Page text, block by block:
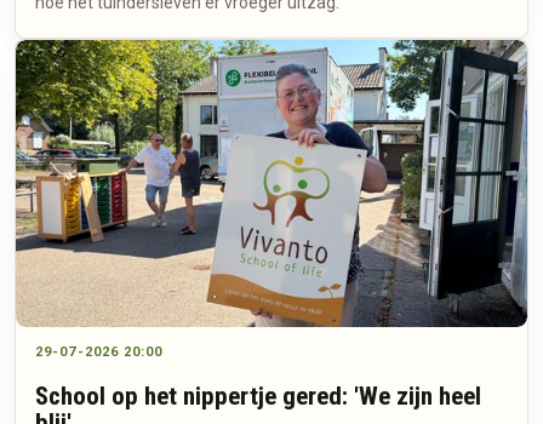
29-07-2026 20:00
School op het nippertje gered: 'We zijn heel